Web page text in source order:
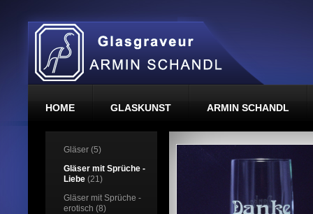
HOME GLASKUNST ARMIN SCHANDL
Gläser (5)
Gläser mit Sprüche -
Liebe (21)
Gläser mit Sprüche -
erotisch (8)